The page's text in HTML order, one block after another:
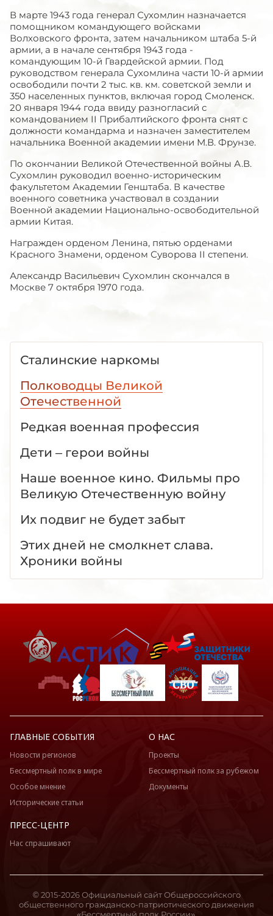
В марте 1943 года генерал Сухомлин назначается
помощником командующего войсками
Волховского фронта, затем начальником штаба 5-й
армии, а в начале сентября 1943 года -
командующим 10-й Гвардейской армии. Под
руководством генерала Сухомлина части 10-й армии
освободили почти 2 тыс. кв. км. советской земли и
350 населенных пунктов, включая город Смоленск.
20 января 1944 года ввиду разногласий с
командованием II Прибалтийского фронта снят с
должности командарма и назначен заместителем
начальника Военной академии имени М.В. Фрунзе.
По окончании Великой Отечественной войны А.В.
Сухомлин руководил военно-историческим
факультетом Академии Генштаба. В качестве
военного советника участвовал в создании
Военной академии Национально-освободительной
армии Китая.
Награжден орденом Ленина, пятью орденами
Красного Знамени, орденом Суворова II степени.
Александр Васильевич Сухомлин скончался в
Москве 7 октября 1970 года.
Сталинские наркомы
Полководцы Великой
Отечественной
Редкая военная профессия
Дети – герои войны
Наше военное кино. Фильмы про
Великую Отечественную войну
Их подвиг не будет забыт
Этих дней не смолкнет слава.
Хроники войны
ГЛАВНЫЕ СОБЫТИЯ
Новости регионов
Бессмертный полк в мире
Особое мнение
Исторические статьи
О НАС
Проекты
Бессмертный полк за рубежом
Документы
ПРЕСС-ЦЕНТР
Нас спрашивают
© 2015-2026 Официальный сайт Общероссийского
общественного гражданско-патриотического движения